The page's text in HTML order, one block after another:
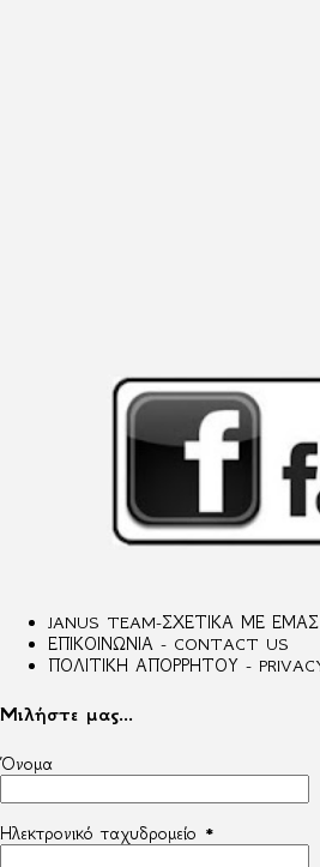
JANUS TEAM-ΣΧΕΤΙΚΑ ΜΕ ΕΜΑΣ
ΕΠΙΚΟΙΝΩΝΙΑ - CONTACT US
ΠΟΛΙΤΙΚΗ ΑΠΟΡΡΗΤΟΥ -
Μιλήστε μας...
Όνομα
Ηλεκτρονικό ταχυδρομείο *